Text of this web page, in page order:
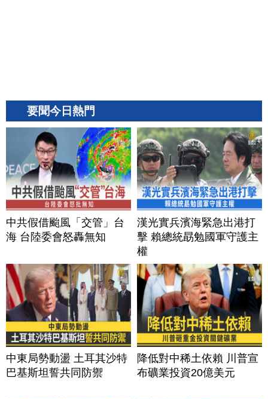
要聞今日熱門
中共假借颱風「交管」台
海 台陸委會怒轟無知
漢光實兵濱海緊急出港打
擊 賴總統勗勉國軍守護主
權
中東局勢動盪 土耳其沙特
巴基斯坦誓共同防禦
降低對中稀土依賴 川普宣
布礦業投資20億美元